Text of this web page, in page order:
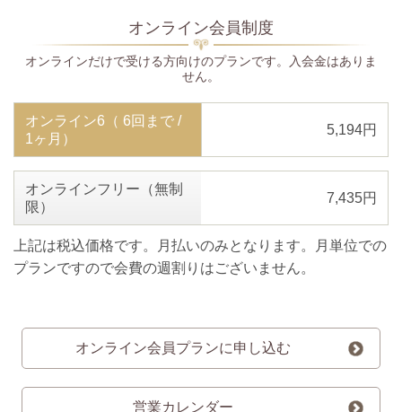
オンライン会員制度
オンラインだけで受ける方向けのプランです。入会金はありま
せん。
オンライン6（ 6回まで /
1ヶ月）
5,194円
オンラインフリー（無制
限）
7,435円
上記は税込価格です。月払いのみとなります。月単位での
プランですので会費の週割りはございません。
オンライン会員プランに申し込む
営業カレンダー